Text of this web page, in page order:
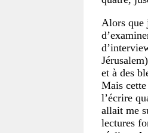
Alors que
et à des
Mais
l’écrire
allait me
lectures